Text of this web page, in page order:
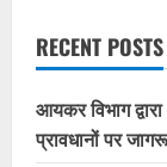
RECENT POSTS
आयकर विभाग
प्रावधानों पर